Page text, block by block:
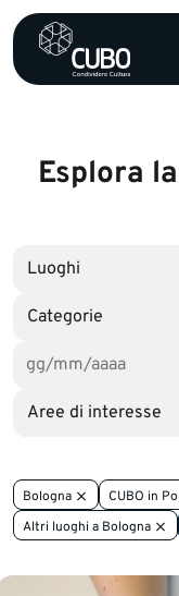
Esplora
Luoghi
Categorie
Aree di interesse
Bologna CUBO in
Altri luoghi a Bologna